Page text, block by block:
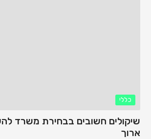
כללי
שיקולים חשובים בבחירת משרד
ארוך